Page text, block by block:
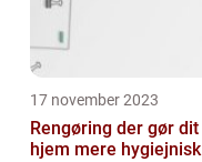
17 november 2023
Rengøring der gør dit
hjem mere hygiejnisk